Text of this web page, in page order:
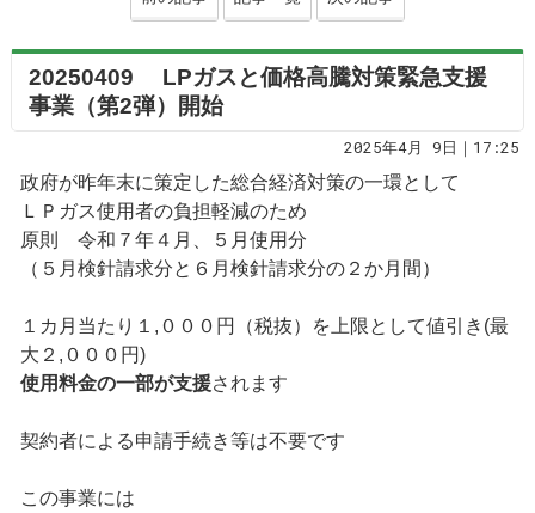
20250409 LPガスと価格高騰対策緊急支援
事業（第2弾）開始
2025年4月 9日｜17:25
政府が昨年末に策定した総合経済対策の一環として
ＬＰガス使用者の負担軽減のため
原則 令和７年４月、５月使用分
（５月検針請求分と６月検針請求分の２か月間）
１カ月当たり１,０００円（税抜）を上限として値引き(最
大２,０００円)
使用料金の一部が支援されます
契約者による申請手続き等は不要です
この事業には